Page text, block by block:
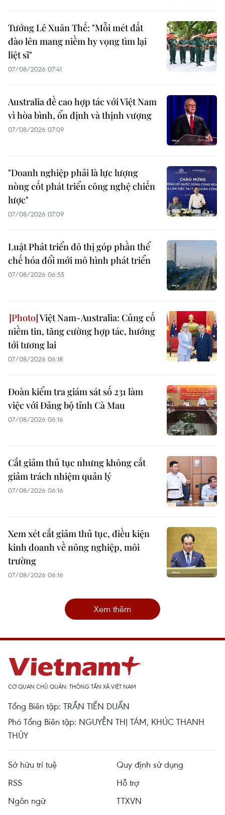
Tướng Lê Xuân Thế: "Mỗi mét đất
đào lên mang niềm hy vọng tìm lại
liệt sĩ"
07/08/2026 07:41
Australia đề cao hợp tác với Việt Nam
vì hòa bình, ổn định và thịnh vượng
07/08/2026 07:09
"Doanh nghiệp phải là lực lượng
nòng cốt phát triển công nghệ chiến
lược"
07/08/2026 07:09
Luật Phát triển đô thị góp phần thể
chế hóa đổi mới mô hình phát triển
07/08/2026 06:55
Việt Nam-Australia: Củng cố
niềm tin, tăng cường hợp tác, hướng
tới tương lai
07/08/2026 06:18
Đoàn kiểm tra giám sát số 231 làm
việc với Đảng bộ tỉnh Cà Mau
07/08/2026 06:16
Cắt giảm thủ tục nhưng không cắt
giảm trách nhiệm quản lý
07/08/2026 06:16
Xem xét cắt giảm thủ tục, điều kiện
kinh doanh về nông nghiệp, môi
trường
07/08/2026 06:16
Xem thêm
CƠ QUAN CHỦ QUẢN: THÔNG TẤN XÃ VIỆT NAM
Tổng Biên tập: TRẦN TIẾN DUẨN
Phó Tổng Biên tập: NGUYỄN THỊ TÁM, KHÚC THANH
THỦY
Sở hữu trí tuệ
Quy định sử dụng
RSS
Hỗ trợ
Ngôn ngữ
TTXVN